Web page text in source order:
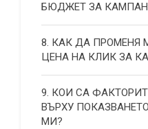
БЮДЖЕТ ЗА
8. КАК ДА ПРОМЕНЯ
ЦЕНА НА КЛИК ЗА
9. КОИ СА
ВЪРХУ
МИ?